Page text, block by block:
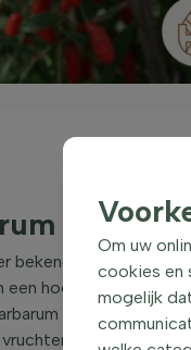
struik
bekend als de
een hoogte bereiken
zijn groen van
wat het een
Om uw
cookies en
mogelijk